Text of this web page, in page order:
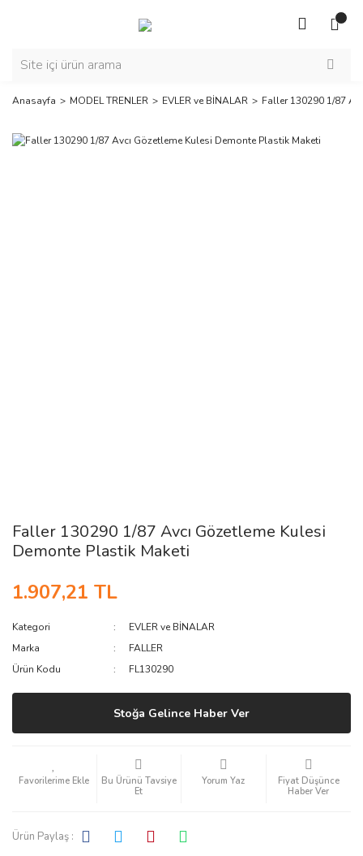
Anasayfa MODEL TRENLER EVLER ve BİNALAR Faller 130290 1/87
Faller 130290 1/87 Avcı Gözetleme Kulesi
Demonte Plastik Maketi
1.907,21 TL
Kategori
EVLER ve BİNALAR
Marka
FALLER
Ürün Kodu
FL130290
Stoğa Gelince Haber Ver
Bu Ürünü Tavsiye
Et
Yorum Yaz
Fiyat Düşünce
Haber Ver
Ürün Paylaş :